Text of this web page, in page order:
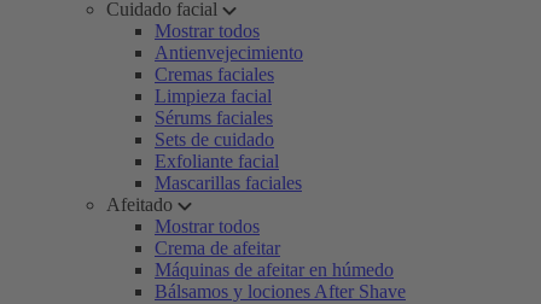
Cuidado facial
Mostrar todos
Antienvejecimiento
Cremas faciales
Limpieza facial
Sérums faciales
Sets de cuidado
Exfoliante facial
Mascarillas faciales
Afeitado
Mostrar todos
Crema de afeitar
Máquinas de afeitar en húmedo
Bálsamos y lociones After Shave